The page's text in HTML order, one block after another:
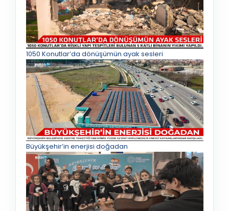
1050 Konutlar’da dönüşümün ayak sesleri
Büyükşehir’in enerjisi doğadan